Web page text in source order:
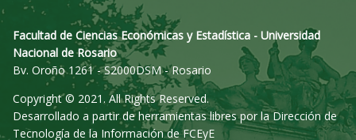
Facultad de Ciencias Económicas y Estadística - Universidad
Nacional de Rosario
Bv. Oroño 1261 - S2000DSM - Rosario
Copyright © 2021. All Rights Reserved.
Desarrollado a partir de herramientas libres por la Dirección de
Tecnología de la Información de FCEyE